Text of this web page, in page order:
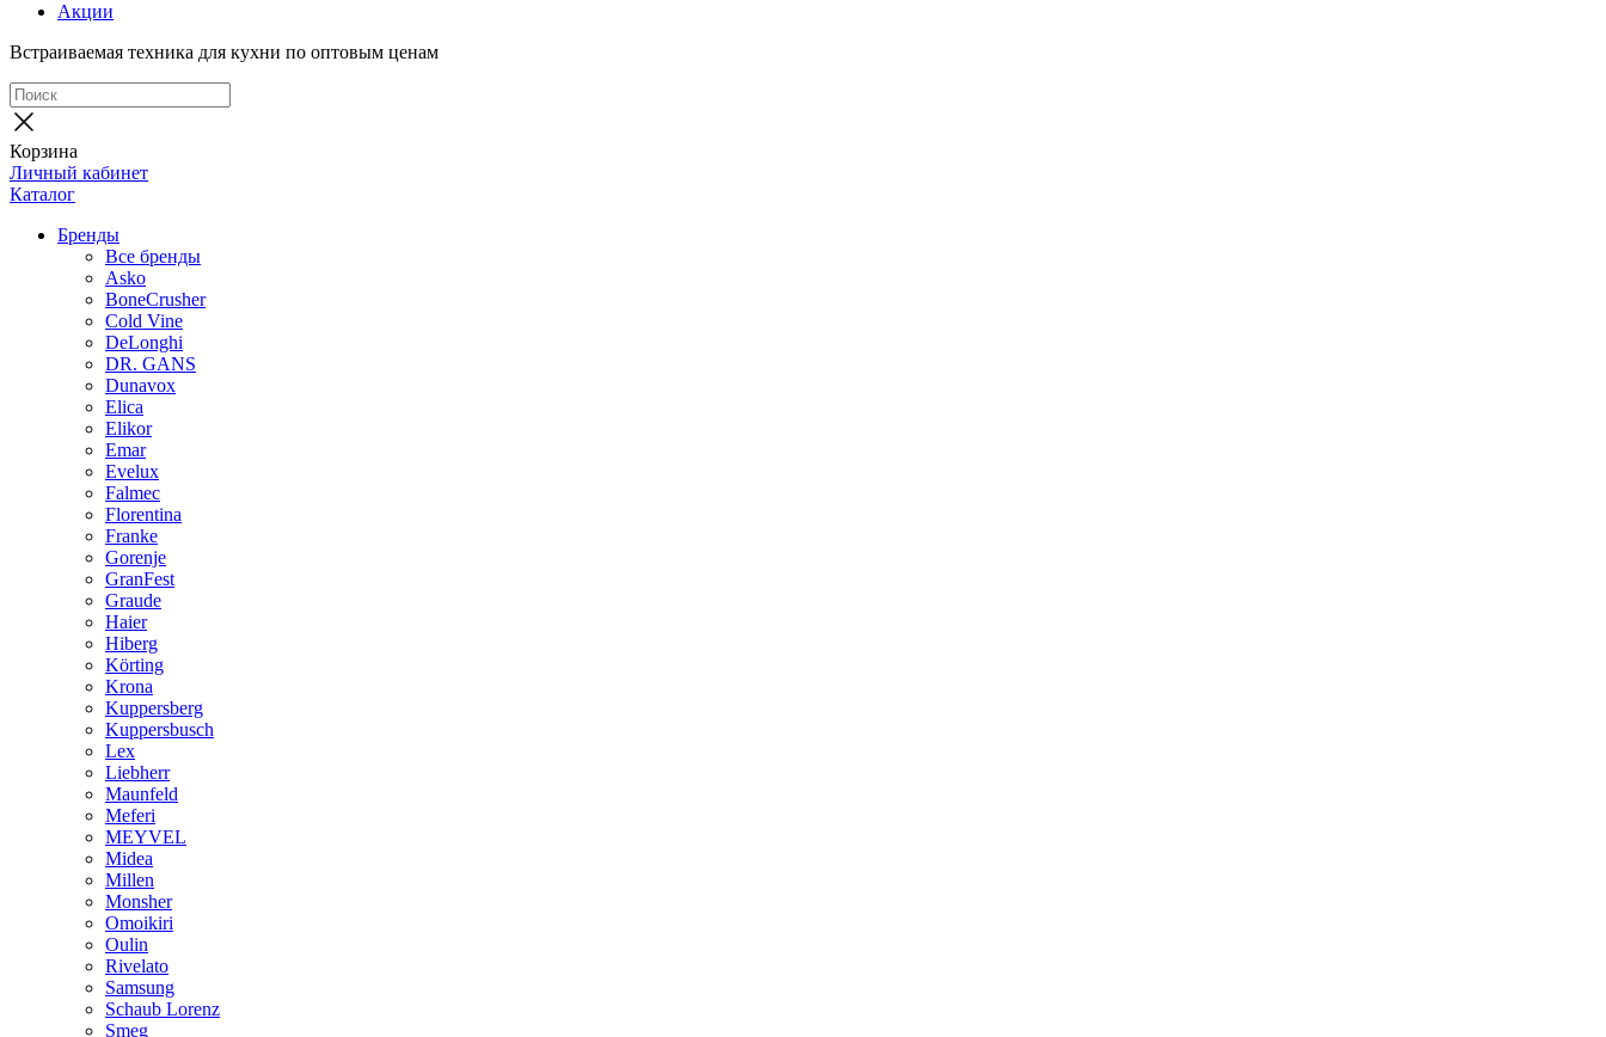
Акции
Встраиваемая техника для кухни по оптовым ценам
Корзина
Личный кабинет
Каталог
Бренды
Все бренды
Asko
BoneCrusher
Cold Vine
DeLonghi
DR. GANS
Dunavox
Elica
Elikor
Emar
Evelux
Falmec
Florentina
Franke
Gorenje
GranFest
Graude
Haier
Hiberg
Körting
Krona
Kuppersberg
Kuppersbusch
Lex
Liebherr
Maunfeld
Meferi
MEYVEL
Midea
Millen
Monsher
Omoikiri
Oulin
Rivelato
Samsung
Schaub Lorenz
Smeg